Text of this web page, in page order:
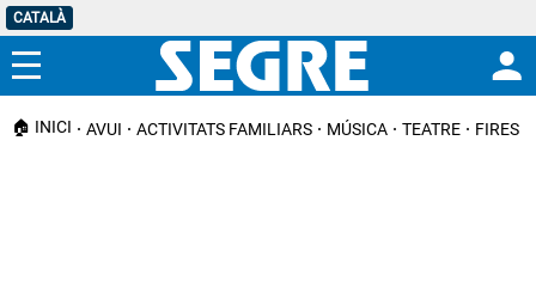
CATALÀ
Menú
🏠 INICI AVUI ACTIVITATS FAMILIARS MÚSICA TEATRE FIRES I